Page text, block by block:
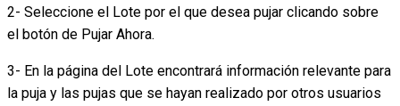
2- Seleccione el Lote por el que desea pujar clicando sobre
el botón de Pujar Ahora.
3- En la página del Lote encontrará información relevante para
la puja y las pujas que se hayan realizado por otros usuarios